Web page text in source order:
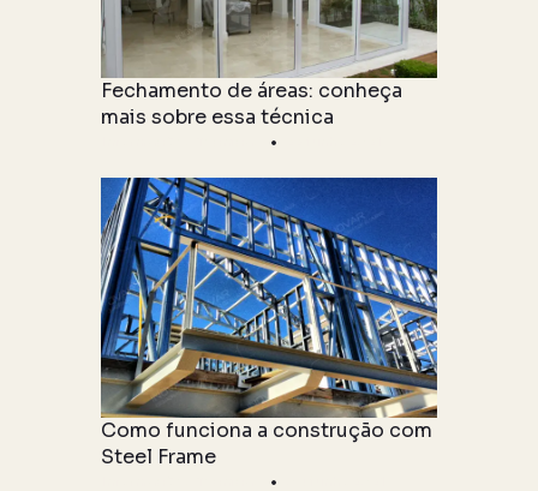
Fechamento de áreas: conheça
mais sobre essa técnica
Como funciona a construção com
Steel Frame